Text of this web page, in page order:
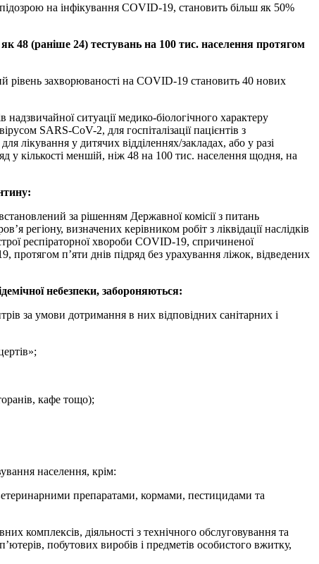
підозрою на інфікування COVID-19, становить більш як 50%
48 (раніше 24) тестувань на 100 тис. населення протягом
рівень захворюваності на COVID-19 становить 40 нових
надзвичайної ситуації медико-біологічного характеру
SARS-CoV-2, для госпіталізації пацієнтів з
лікування у дитячих відділеннях/закладах, або у разі
у кількості меншій, ніж 48 на 100 тис. населення щодня, на
за рішенням Державної комісії з питань
регіону, визначених керівником робіт з ліквідації наслідків
респіраторної хвороби COVID-19, спричиненої
протягом п’яти днів підряд без урахування ліжок, відведених
небезпеки, забороняються:
за умови дотримання в них відповідних санітарних і
кафе тощо);
населення, крім:
препаратами, кормами, пестицидами та
комплексів, діяльності з технічного обслуговування та
побутових виробів і предметів особистого вжитку,